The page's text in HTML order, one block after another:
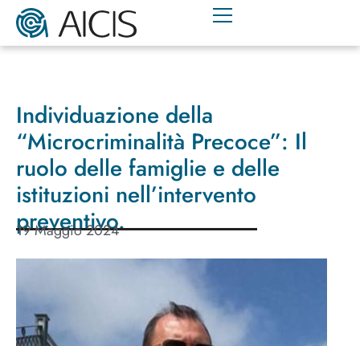
Individuazione della
“Microcriminalità Precoce”: Il
ruolo delle famiglie e delle
istituzioni nell’intervento
preventivo.
19 Maggio 2024